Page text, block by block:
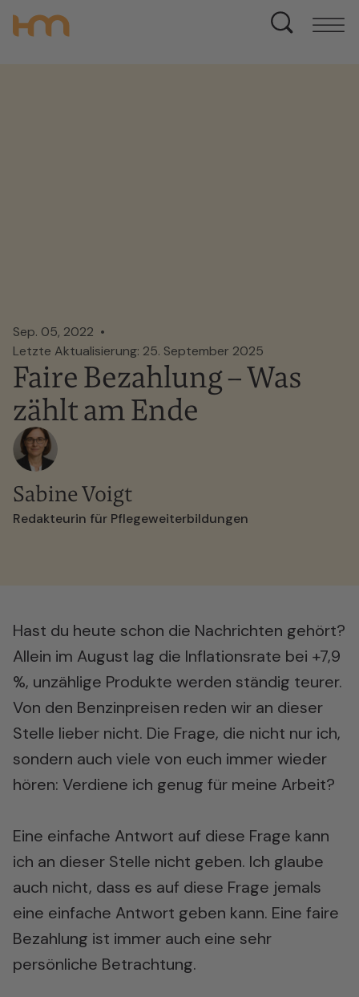
Sep. 05, 2022
Letzte Aktualisierung: 25. September 2025
Faire Bezahlung – Was
zählt am Ende
Sabine Voigt
Redakteurin für Pflegeweiterbildungen
Hast du heute schon die Nachrichten gehört?
Allein im August lag die Inflationsrate bei +7,9
%, unzählige Produkte werden ständig teurer.
Von den Benzinpreisen reden wir an dieser
Stelle lieber nicht. Die Frage, die nicht nur ich,
sondern auch viele von euch immer wieder
hören: Verdiene ich genug für meine Arbeit?
Eine einfache Antwort auf diese Frage kann
ich an dieser Stelle nicht geben. Ich glaube
auch nicht, dass es auf diese Frage jemals
eine einfache Antwort geben kann. Eine faire
Bezahlung ist immer auch eine sehr
persönliche Betrachtung.